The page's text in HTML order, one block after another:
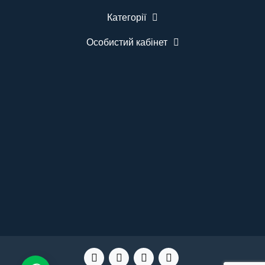
розширення системи. Гарантія 12 місяців.
шт. Бездротова кнопка виклику медсестри
Категорії
Особистий кабінет